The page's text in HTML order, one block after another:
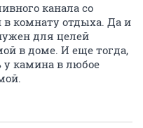
канала со
комнату отдыха. Да и
для целей
в доме. И еще тогда,
у камина в любое